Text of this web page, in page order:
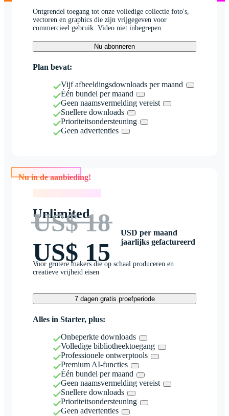
Ontgrendel toegang tot onze volledige collectie foto's,
vectoren en graphics die zijn vrijgegeven voor
commercieel gebruik. Video niet inbegrepen.
Nu abonneren
Plan bevat:
Vijf afbeeldingsdownloads per maand
Één bundel per maand
Geen naamsvermelding vereist
Snellere downloads
Prioriteitsondersteuning
Geen advertenties
Nu in de aanbieding!
Unlimited
US$ 18
US$ 15
USD per maand
jaarlijks gefactureerd
Voor grotere makers die op schaal produceren en
creatieve vrijheid eisen
7 dagen gratis proefperiode
Alles in Starter, plus:
Onbeperkte downloads
Volledige bibliotheektoegang
Professionele ontwerptools
Premium AI-functies
Één bundel per maand
Geen naamsvermelding vereist
Snellere downloads
Prioriteitsondersteuning
Geen advertenties